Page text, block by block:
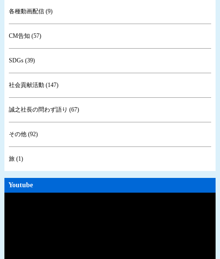
各種動画配信 (9)
CM告知 (57)
SDGs (39)
社会貢献活動 (147)
誠之社長の問わず語り (67)
その他 (92)
旅 (1)
Youtube